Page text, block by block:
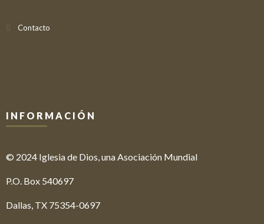
Contacto
INFORMACIÓN
© 2024 Iglesia de Dios, una Asociación Mundial
P.O. Box 540697
Dallas, TX 75354-0697